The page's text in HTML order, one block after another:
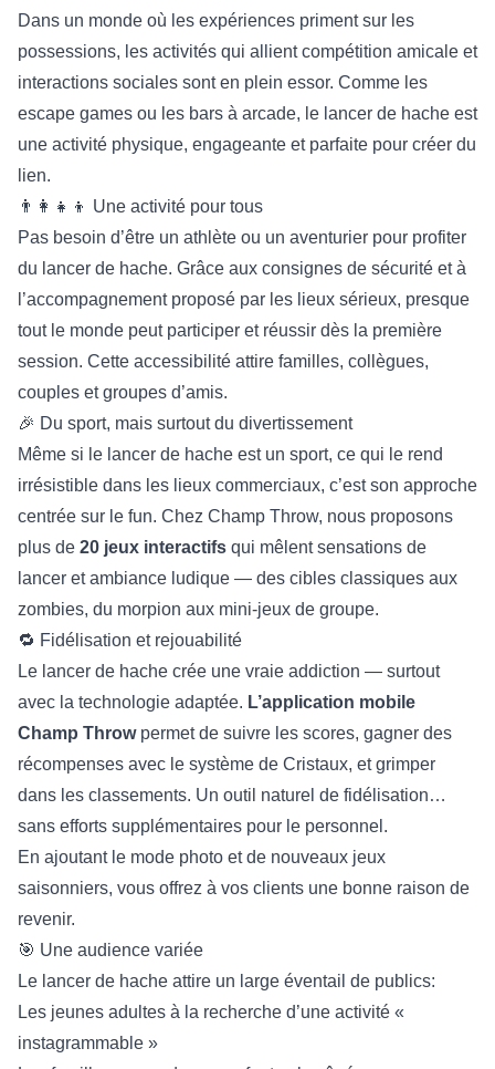
Dans un monde où les expériences priment sur les
possessions, les activités qui allient compétition amicale et
interactions sociales sont en plein essor. Comme les
escape games ou les bars à arcade, le lancer de hache est
une activité physique, engageante et parfaite pour créer du
lien.
👨‍👩‍👧‍👦 Une activité pour tous
Pas besoin d’être un athlète ou un aventurier pour profiter
du lancer de hache. Grâce aux consignes de sécurité et à
l’accompagnement proposé par les lieux sérieux, presque
tout le monde peut participer et réussir dès la première
session. Cette accessibilité attire familles, collègues,
couples et groupes d’amis.
🎉 Du sport, mais surtout du divertissement
Même si le lancer de hache est un sport, ce qui le rend
irrésistible dans les lieux commerciaux, c’est son approche
centrée sur le fun. Chez Champ Throw, nous proposons
plus de 20 jeux interactifs qui mêlent sensations de
lancer et ambiance ludique — des cibles classiques aux
zombies, du morpion aux mini-jeux de groupe.
🔁 Fidélisation et rejouabilité
Le lancer de hache crée une vraie addiction — surtout
avec la technologie adaptée. L’application mobile
Champ Throwpermet de suivre les scores, gagner des
récompenses avec le système de Cristaux, et grimper
dans les classements. Un outil naturel de fidélisation…
sans efforts supplémentaires pour le personnel.
En ajoutant le mode photo et de nouveaux jeux
saisonniers, vous offrez à vos clients une bonne raison de
revenir.
🎯 Une audience variée
Le lancer de hache attire un large éventail de publics:
Les jeunes adultes à la recherche d’une activité «
instagrammable »